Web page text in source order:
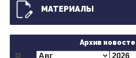
МАТЕРИАЛЫ
Архив